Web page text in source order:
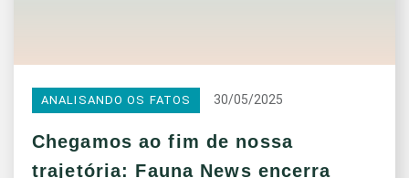
ANALISANDO OS FATOS 30/05/2025
Chegamos ao fim de nossa
trajetória: Fauna News encerra